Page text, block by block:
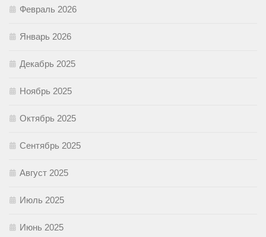
Февраль 2026
Январь 2026
Декабрь 2025
Ноябрь 2025
Октябрь 2025
Сентябрь 2025
Август 2025
Июль 2025
Июнь 2025